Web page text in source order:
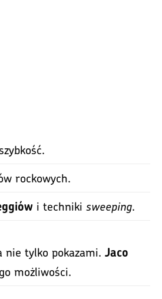
rockowych.
i techniki sweeping.
nie tylko pokazami. Jaco
możliwości.